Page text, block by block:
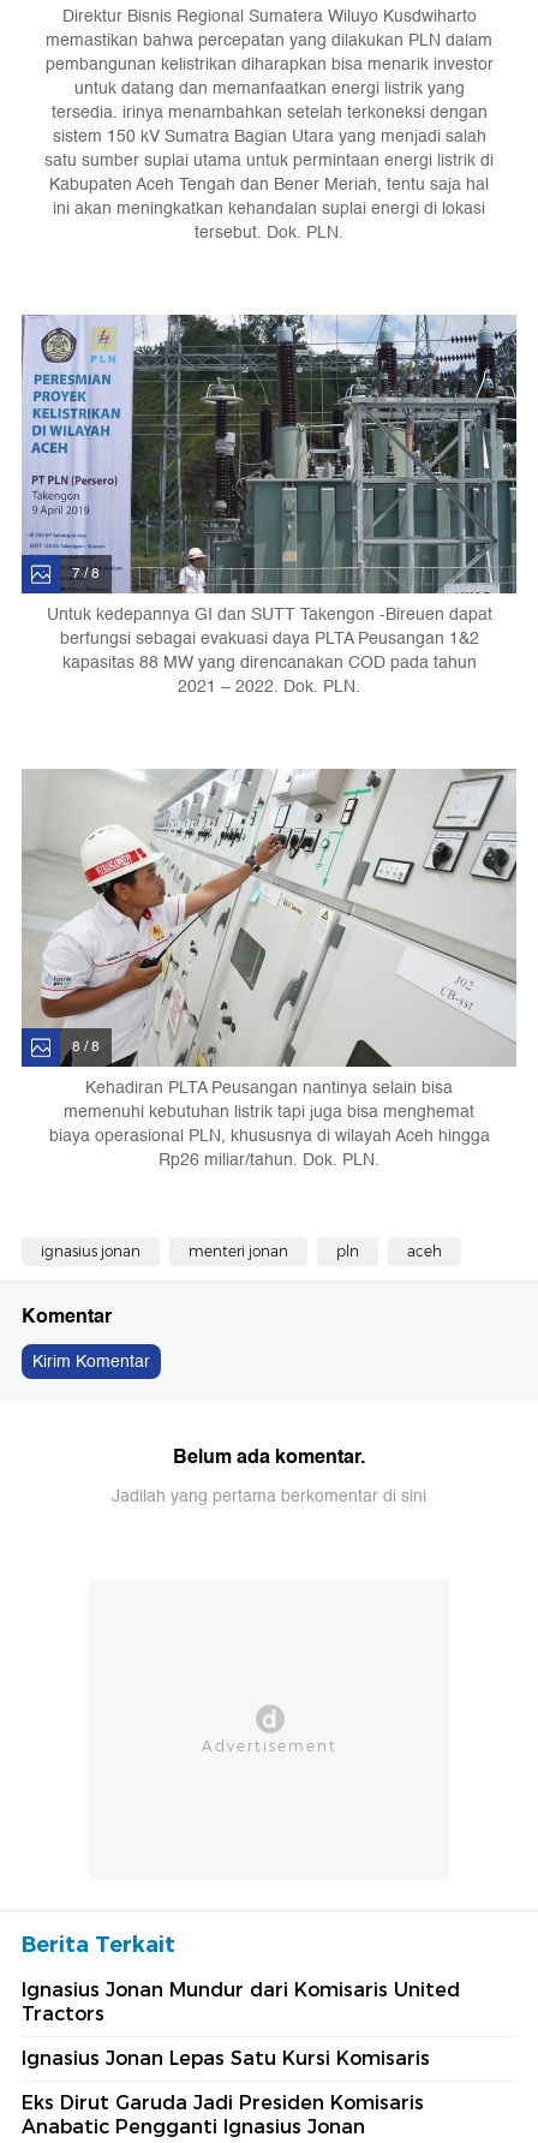
Direktur Bisnis Regional Sumatera Wiluyo Kusdwiharto
memastikan bahwa percepatan yang dilakukan PLN dalam
pembangunan kelistrikan diharapkan bisa menarik investor
untuk datang dan memanfaatkan energi listrik yang
tersedia. irinya menambahkan setelah terkoneksi dengan
sistem 150 kV Sumatra Bagian Utara yang menjadi salah
satu sumber suplai utama untuk permintaan energi listrik di
Kabupaten Aceh Tengah dan Bener Meriah, tentu saja hal
ini akan meningkatkan kehandalan suplai energi di lokasi
tersebut. Dok. PLN.
7 / 8
Untuk kedepannya GI dan SUTT Takengon -Bireuen dapat
berfungsi sebagai evakuasi daya PLTA Peusangan 1&2
kapasitas 88 MW yang direncanakan COD pada tahun
2021 – 2022. Dok. PLN.
8 / 8
Kehadiran PLTA Peusangan nantinya selain bisa
memenuhi kebutuhan listrik tapi juga bisa menghemat
biaya operasional PLN, khususnya di wilayah Aceh hingga
Rp26 miliar/tahun. Dok. PLN.
ignasius jonan menteri jonan pln aceh
Komentar
Kirim Komentar
Belum ada komentar.
Jadilah yang pertama berkomentar di sini
Berita Terkait
Ignasius Jonan Mundur dari Komisaris United
Tractors
Ignasius Jonan Lepas Satu Kursi Komisaris
Eks Dirut Garuda Jadi Presiden Komisaris
Anabatic Pengganti Ignasius Jonan